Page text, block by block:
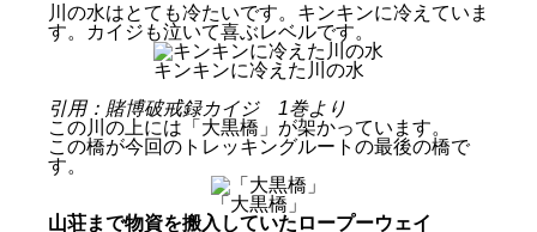
川の水はとても冷たいです。キンキンに冷えていま
す。カイジも泣いて喜ぶレベルです。
キンキンに冷えた川の水
引用：賭博破戒録カイジ 1巻より
この川の上には「大黒橋」が架かっています。
この橋が今回のトレッキングルートの最後の橋で
す。
「大黒橋」
山荘まで物資を搬入していたロープーウェイ